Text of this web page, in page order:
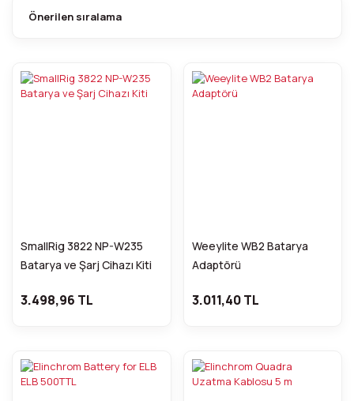
SmallRig 3822 NP-W235
Batarya ve Şarj Cihazı Kiti
3.498,96 TL
Weeylite WB2 Batarya
Adaptörü
3.011,40 TL